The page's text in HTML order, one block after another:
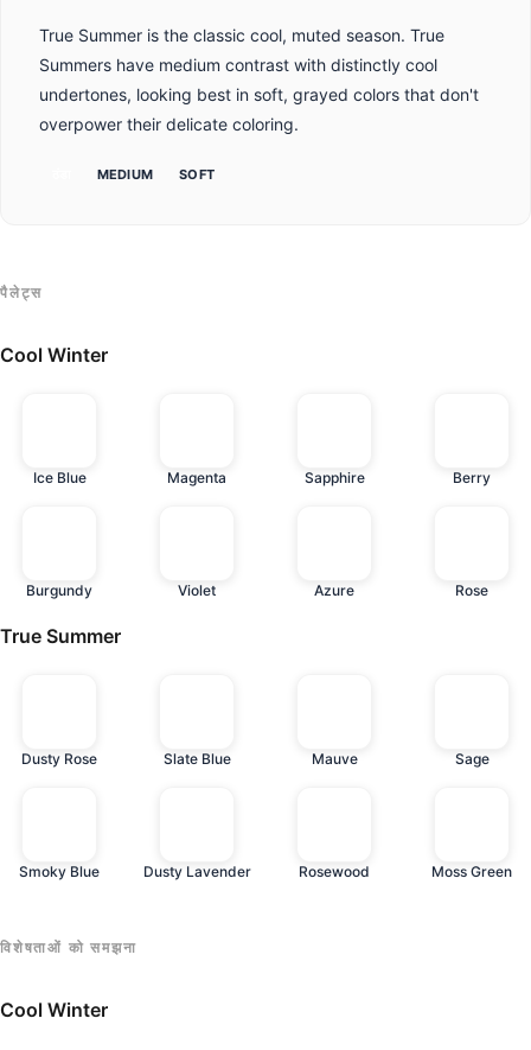
True Summer is the classic cool, muted season. True
Summers have medium contrast with distinctly cool
undertones, looking best in soft, grayed colors that don't
overpower their delicate coloring.
MEDIUM SOFT
पैलेट्स
Cool Winter
Ice Blue Magenta Sapphire Berry
Burgundy Violet Azure Rose
True Summer
Dusty Rose Slate Blue Mauve Sage
Smoky Blue Dusty Lavender Rosewood Moss Green
विशेषताओं को समझना
Cool Winter